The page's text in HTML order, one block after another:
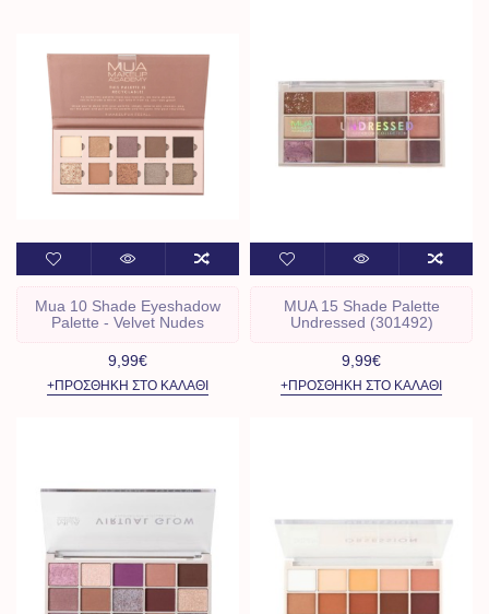
Mua 10 Shade Eyeshadow
Palette - Velvet Nudes
9,99€
+ΠΡΟΣΘΉΚΗ ΣΤΟ ΚΑΛΆΘΙ
MUA 15 Shade Palette
Undressed (301492)
9,99€
+ΠΡΟΣΘΉΚΗ ΣΤΟ ΚΑΛΆΘΙ